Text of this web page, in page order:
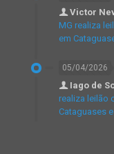
Victor
MG realiza
em
05/04/2026
Iago de
realiza leilão
Cataguases